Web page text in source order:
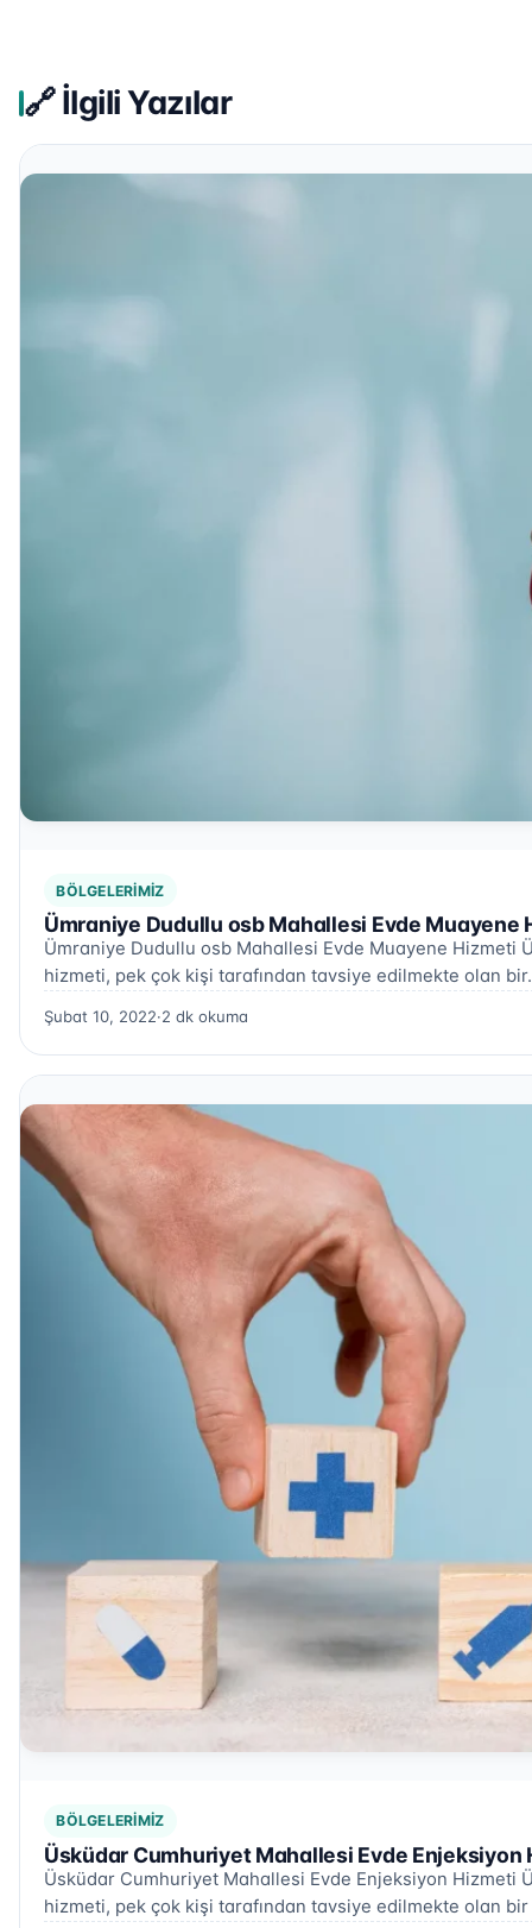
🔗 İlgili Yazılar
BÖLGELERIMIZ
Ümraniye Dudullu osb Mahallesi Evde Muayene
Ümraniye Dudullu osb Mahallesi Evde Muayene Hizmeti
hizmeti, pek çok kişi tarafından tavsiye edilmekte olan
Şubat 10, 2022·2 dk okuma
BÖLGELERIMIZ
Üsküdar Cumhuriyet Mahallesi Evde Enjeksiyon
Üsküdar Cumhuriyet Mahallesi Evde Enjeksiyon Hizmeti
hizmeti, pek çok kişi tarafından tavsiye edilmekte olan